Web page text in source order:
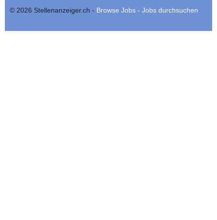
© 2026 Stellenanzeiger.ch - Browse Jobs - Jobs durchsuchen